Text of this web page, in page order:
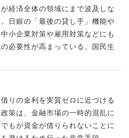
経済全体の領域にまで波及しな
日銀の「最後の貸し手」機能や
小企業対策や雇用対策などにも
必要性が高まっている。国民生
りの金利を実質ゼロに近づける
策は、金融市場の一時的混乱に
もが資金が借りられないことに